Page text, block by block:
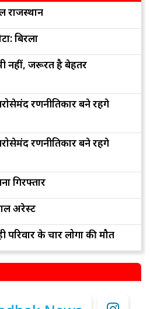
राजस्थान
बिरला
नहीं, जरूरत है बेहतर
रणनीतिकार बने रहेंगे
रणनीतिकार बने रहेंगे
गिरफ्तार
अरेस्ट
के चार लोगों की मौत